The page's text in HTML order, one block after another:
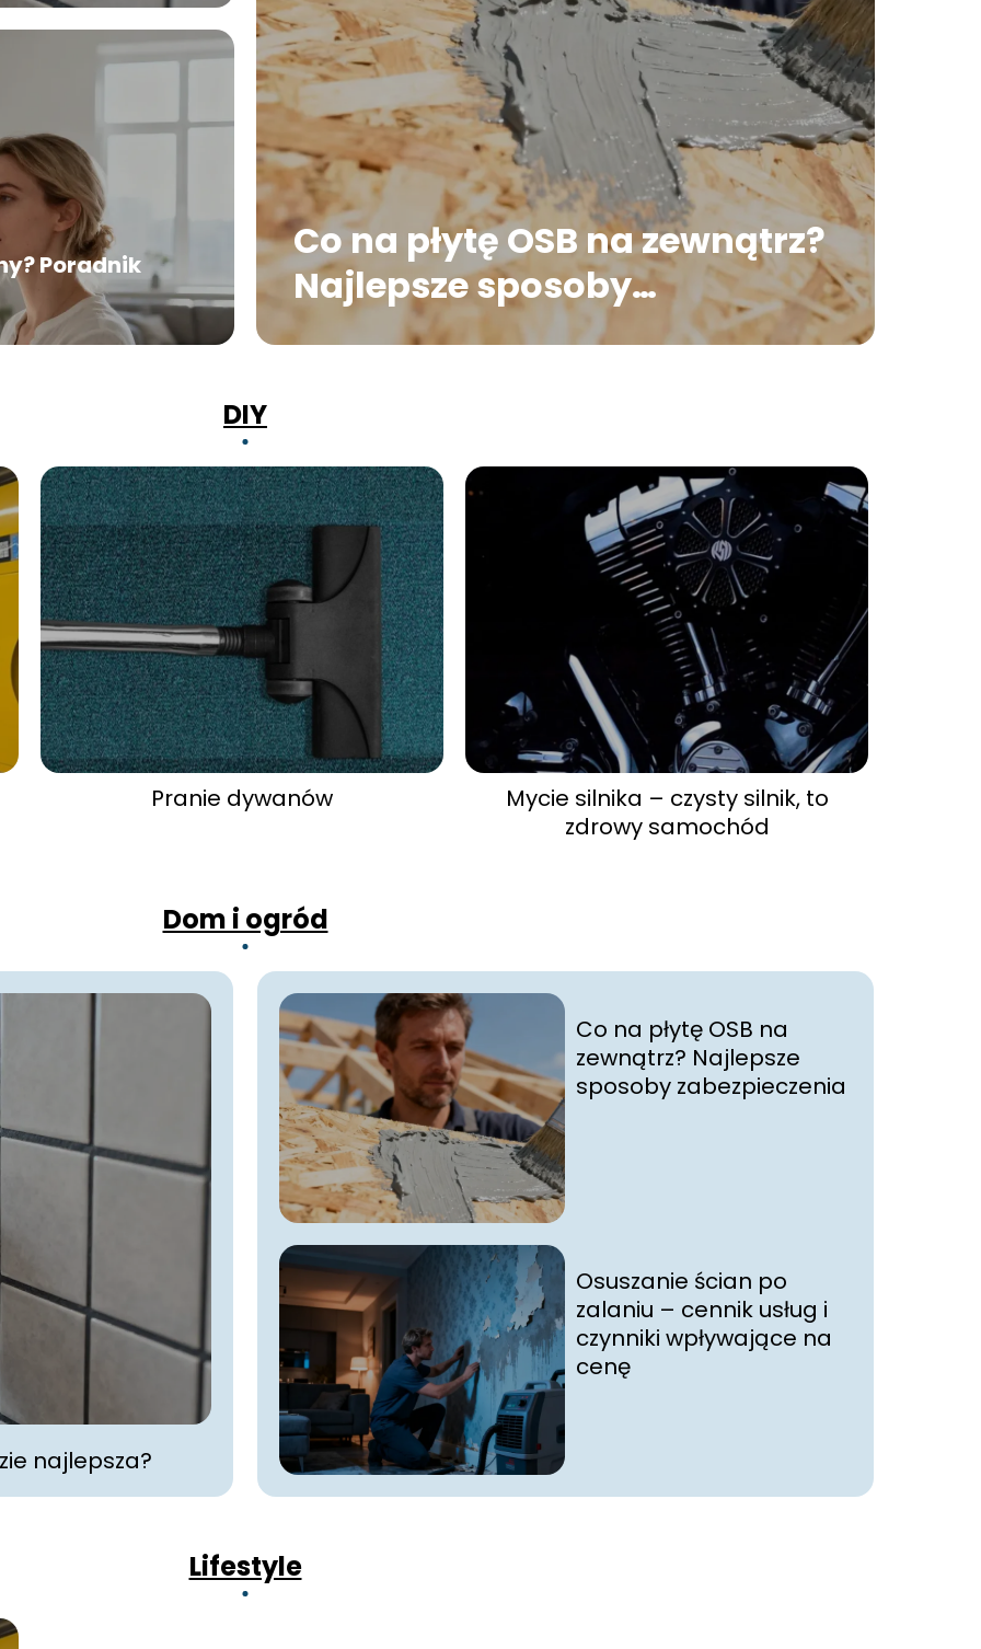
Co na płytę OSB na zewnątrz?
Najlepsze sposoby
zabezpieczenia
Poradnik
DIY
Pranie dywanów
Mycie silnika – czysty silnik, to
zdrowy samochód
Dom i ogród
najlepsza?
Co na płytę OSB na
zewnątrz? Najlepsze
sposoby zabezpieczenia
Osuszanie ścian po
zalaniu – cennik usług i
czynniki wpływające na
cenę
Lifestyle